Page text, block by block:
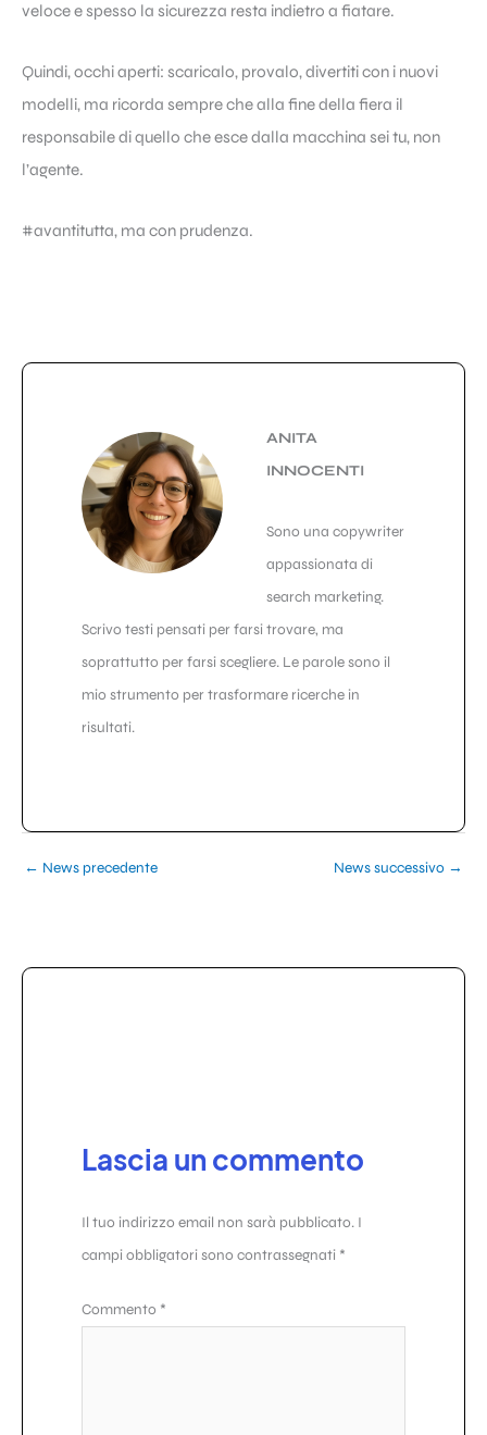
veloce e spesso la sicurezza resta indietro a fiatare.
Quindi, occhi aperti: scaricalo, provalo, divertiti con i nuovi
modelli, ma ricorda sempre che alla fine della fiera il
responsabile di quello che esce dalla macchina sei tu, non
l’agente.
#avantitutta, ma con prudenza.
ANITA
INNOCENTI
Sono una copywriter
appassionata di
search marketing.
Scrivo testi pensati per farsi trovare, ma
soprattutto per farsi scegliere. Le parole sono il
mio strumento per trasformare ricerche in
risultati.
← News precedente News successivo →
Lascia un commento
Il tuo indirizzo email non sarà pubblicato. I
campi obbligatori sono contrassegnati *
Commento *